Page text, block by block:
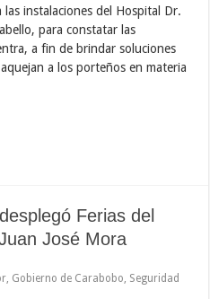
las instalaciones del Hospital Dr.
para constatar las
a fin de brindar soluciones
a los porteños en materia
Ferias del
José Mora
Gobierno de Carabobo Seguridad